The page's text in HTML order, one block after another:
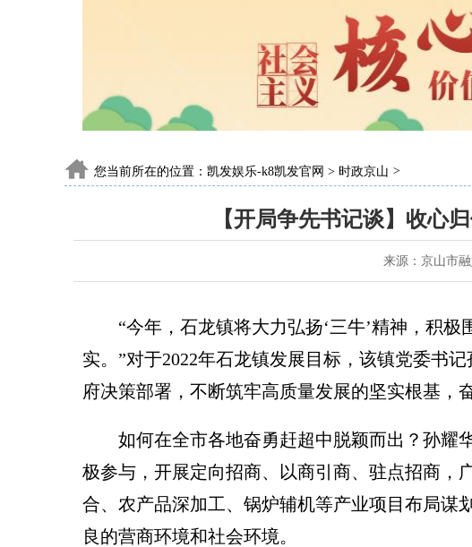
您当前所在的位置： 凯发娱乐-k8凯发官网 > 时政京山 >
【开局争先书记谈】收
来源：京山市
“今年，石龙镇将大力弘扬‘三牛’精神，积极
实。”对于2022年石龙镇发展目标，该镇党委书
府决策部署，不断筑牢高质量发展的坚实根基，
如何在全市各地奋勇赶超中脱颖而出？孙耀华
极参与，开展定向招商、以商引商、驻点招商，
合、农产品深加工、锅炉辅机等产业项目布局谋
良的营商环境和社会环境。